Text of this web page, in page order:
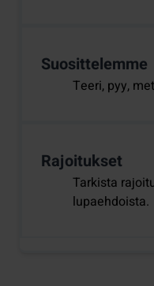
Suosittelemme
Teeri, pyy,
Rajoitukset
Tarkista
lupaehdoista.